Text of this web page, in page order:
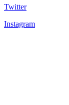
Twitter
Instagram